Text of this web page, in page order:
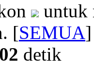
untuk
[SEMUA]
detik